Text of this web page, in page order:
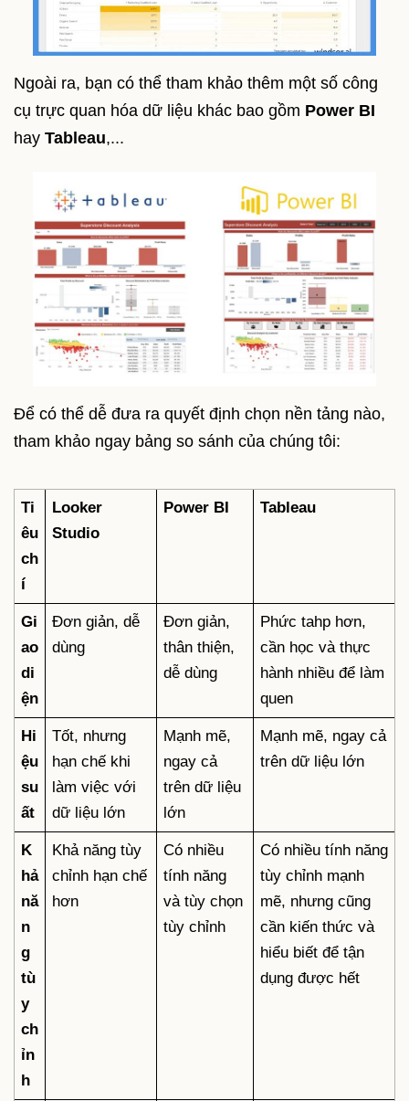
Ngoài ra, bạn có thể tham khảo thêm một số công
cụ trực quan hóa dữ liệu khác bao gồm Power BI
hay Tableau,...
Để có thể dễ đưa ra quyết định chọn nền tảng nào,
tham khảo ngay bảng so sánh của chúng tôi:
Ti
êu
ch
í
Looker
Studio
Power BI Tableau
Gi
ao
di
ện
Đơn giản, dễ
dùng
Đơn giản,
thân thiện,
dễ dùng
Phức tahp hơn,
cần học và thực
hành nhiều để làm
quen
Hi
ệu
su
ất
Tốt, nhưng
hạn chế khi
làm việc với
dữ liệu lớn
Mạnh mẽ,
ngay cả
trên dữ liệu
lớn
Mạnh mẽ, ngay cả
trên dữ liệu lớn
K
hả
nă
n
g
tù
y
ch
ỉn
h
Khả năng tùy
chỉnh hạn chế
hơn
Có nhiều
tính năng
và tùy chọn
tùy chỉnh
Có nhiều tính năng
tùy chỉnh mạnh
mẽ, nhưng cũng
cần kiến thức và
hiểu biết để tận
dụng được hết